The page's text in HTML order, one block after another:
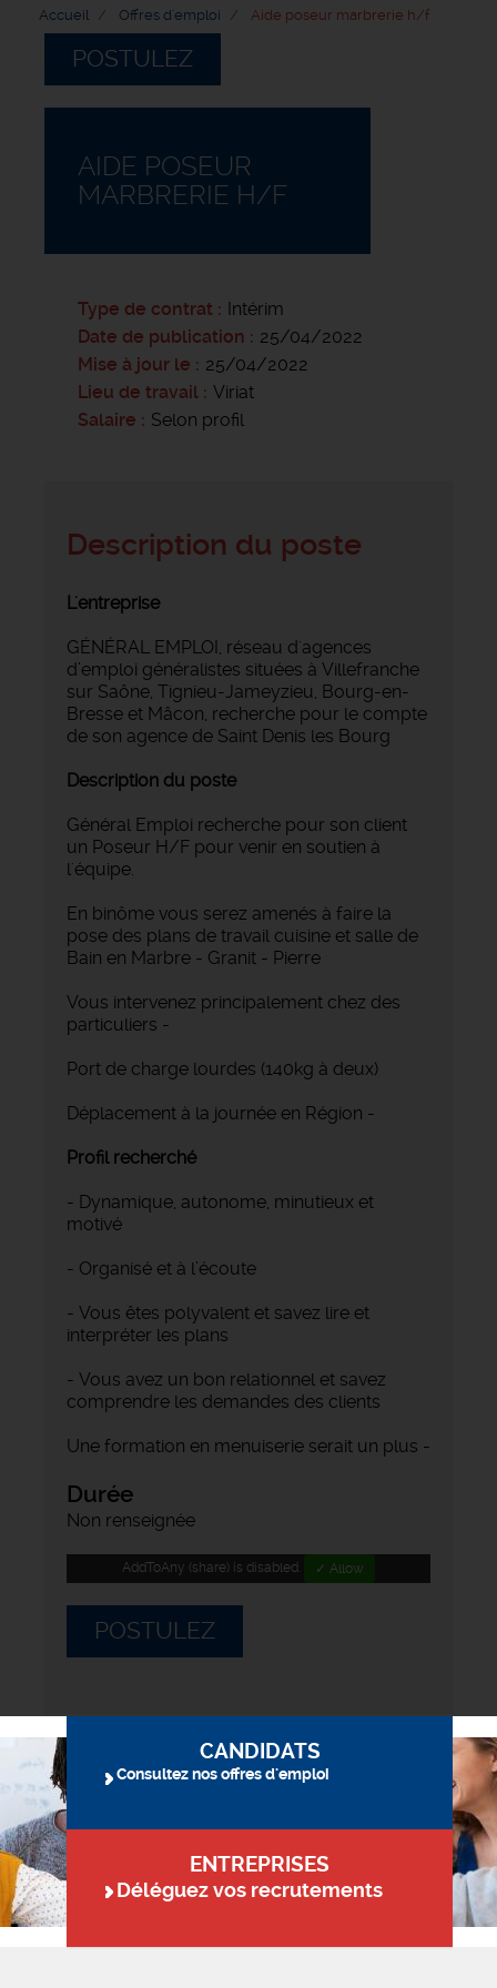
Accueil Offres d'emploi Aide poseur marbrerie h/f
POSTULEZ
AIDE POSEUR
MARBRERIE H/F
Type de contrat
Intérim
Date de publication
25/04/2022
Mise à jour le
25/04/2022
Lieu de travail
Viriat
Salaire
Selon profil
Description du poste
L'entreprise
GÉNÉRAL EMPLOI, réseau d'agences
d’emploi généralistes situées à Villefranche
sur Saône, Tignieu-Jameyzieu, Bourg-en-
Bresse et Mâcon, recherche pour le compte
de son agence de Saint Denis les Bourg
Description du poste
Général Emploi recherche pour son client
un Poseur H/F pour venir en soutien à
l'équipe.
En binôme vous serez amenés à faire la
pose des plans de travail cuisine et salle de
Bain en Marbre - Granit - Pierre
Vous intervenez principalement chez des
particuliers -
Port de charge lourdes (140kg à deux)
Déplacement à la journée en Région -
Profil recherché
- Dynamique, autonome, minutieux et
motivé
- Organisé et à l’écoute
- Vous êtes polyvalent et savez lire et
interpréter les plans
- Vous avez un bon relationnel et savez
comprendre les demandes des clients
Une formation en menuiserie serait un plus -
Durée
Non renseignée
AddToAny (share) is disabled. ✓ Allow
POSTULEZ
CANDIDATS
Consultez nos offres d'emploi
ENTREPRISES
Déléguez vos recrutements